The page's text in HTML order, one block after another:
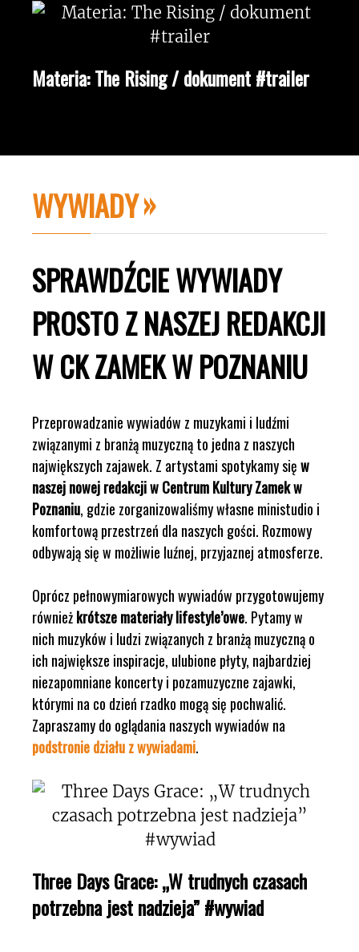
Materia: The Rising / dokument #trailer
WYWIADY
SPRAWDŹCIE WYWIADY
PROSTO Z NASZEJ REDAKCJI
W CK ZAMEK W POZNANIU
Przeprowadzanie wywiadów z muzykami i ludźmi
związanymi z branżą muzyczną to jedna z naszych
największych zajawek. Z artystami spotykamy sięw
naszej nowej redakcji w Centrum Kultury Zamek w
Poznaniu, gdzie zorganizowaliśmy własne ministudio i
komfortową przestrzeń dla naszych gości. Rozmowy
odbywają się w możliwie luźnej, przyjaznej atmosferze.
Oprócz pełnowymiarowych wywiadów przygotowujemy
równieżkrótsze materiały lifestyle’owe. Pytamy w
nich muzyków i ludzi związanych z branżą muzyczną o
ich największe inspiracje, ulubione płyty, najbardziej
niezapomniane koncerty i pozamuzyczne zajawki,
którymi na co dzień rzadko mogą się pochwalić.
Zapraszamy do oglądania naszych wywiadów na
podstronie działu z wywiadami.
Three Days Grace: „W trudnych czasach
potrzebna jest nadzieja” #wywiad